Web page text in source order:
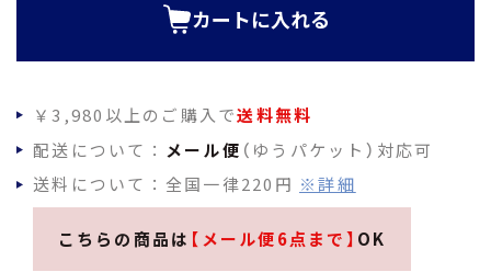
カートに入れる
￥3,980以上のご購入で送料無料
配送について： メール便 （ゆうパケット）対応可
送料について：全国一律220円 ※詳細
こちらの商品は 【メール便6点まで】 OK